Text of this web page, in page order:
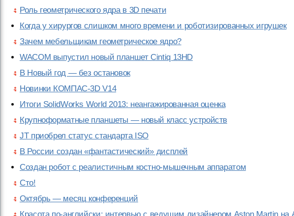
Роль геометрического ядра в 3D печати
Когда у хирургов слишком много времени и роботизированных игрушек
Зачем мебельщикам геометрическое ядро?
WACOM выпустил новый планшет Cintiq 13HD
В Новый год — без остановок
Новинки КОМПАС-3D V14
Итоги SolidWorks World 2013: неангажированная оценка
Крупноформатные планшеты — новый класс устройств
JT приобрел статус стандарта ISO
В России создан «фантастический» дисплей
Создан робот с реалистичным костно-мышечным аппаратом
Сто!
Октябрь — месяц конференций